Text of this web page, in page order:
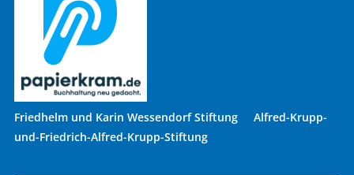
Friedhelm und Karin Wessendorf Stiftung Alfred-Krupp-
und-Friedrich-Alfred-Krupp-Stiftung